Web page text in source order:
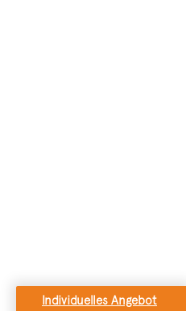
Individuelles Angebot